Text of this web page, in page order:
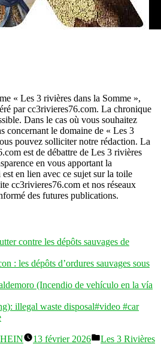
« Les 3 rivières dans la Somme »,
par cc3rivieres76.com. La chronique
Dans le cas où vous souhaitez
concernant le domaine de « Les 3
pouvez solliciter notre rédaction. La
est de débattre de Les 3 rivières
en vous apportant la
en lien avec ce sujet sur la toile
cc3rivieres76.com et nos réseaux
des futures publications.
contre les dépôts sauvages de
: les dépôts d’ordures sauvages sous
(Incendio de vehículo en la vía
illegal waste disposal#video #car
13 février 2026
Publié
Les 3 Rivières